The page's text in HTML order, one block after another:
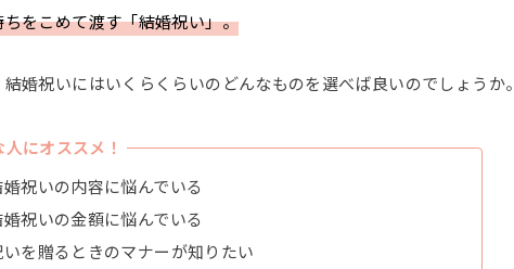
をこめて渡す「結婚祝い」。
婚祝いにはいくらくらいのどんなものを選べば良いのでしょうか。
にオススメ！
祝いの内容に悩んでいる
祝いの金額に悩んでいる
を贈るときのマナーが知りたい